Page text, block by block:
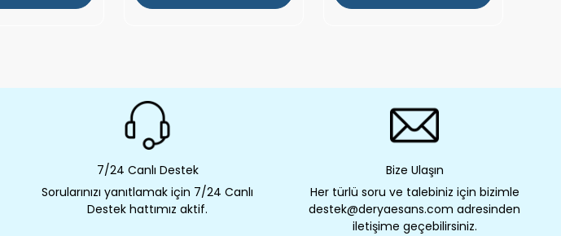
7/24 Canlı Destek
Sorularınızı yanıtlamak için 7/24 Canlı
Destek hattımız aktif.
Bize Ulaşın
Her türlü soru ve talebiniz için bizimle
destek@deryaesans.com adresinden
iletişime geçebilirsiniz.